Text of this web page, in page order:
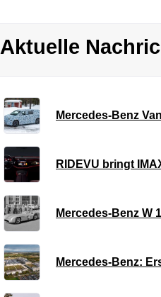
Aktuelle
Mercedes-Benz
RIDEVU bringt
Mercedes-Benz W
Mercedes-Benz: